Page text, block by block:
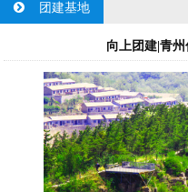
团建基地
向上团建|青